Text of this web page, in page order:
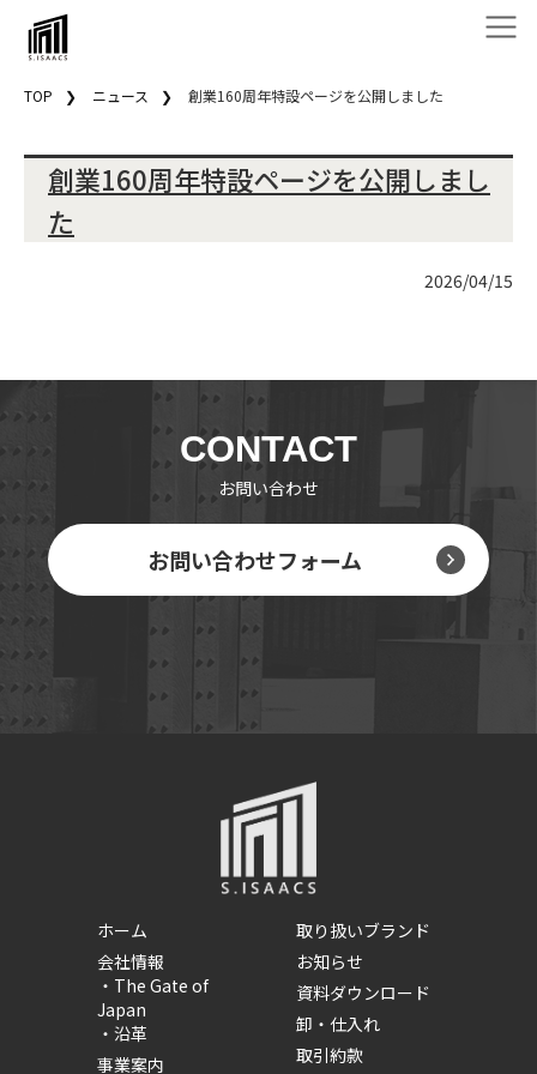
TOP ニュース 創業160周年特設ページを公開しました
創業160周年特設ページを公開しまし
た
2026/04/15
CONTACT
お問い合わせ
お問い合わせフォーム
ホーム
会社情報
・ The Gate of
Japan
・沿革
事業案内
取り扱いブランド
お知らせ
資料ダウンロード
卸・仕入れ
取引約款